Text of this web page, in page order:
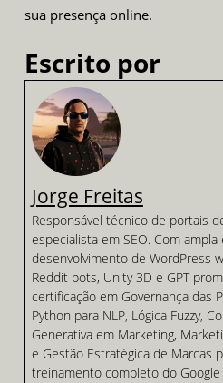
sua presença online.
Escrito por
Jorge Freitas
Responsável técnico de portais
especialista em SEO. Com
desenvolvimento de WordPress
Reddit bots, Unity 3D e GPT
certificação em Governança das
Python para NLP, Lógica Fuzzy,
Generativa em Marketing,
e Gestão Estratégica de Marcas
treinamento completo do